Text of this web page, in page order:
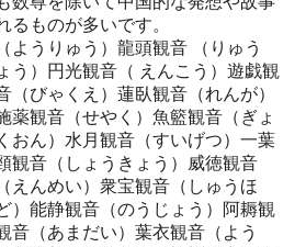
るものが多いです。
ようりゅう）龍頭観音 （りゅう
う）円光観音（ えんこう）遊戯観
（びゃくえ）蓮臥観音（れんが）
薬観音（せやく）魚籃観音（ぎょ
おん）水月観音（すいげつ）一葉
観音（しょうきょう）威徳観音
えんめい）衆宝観音（しゅうほ
）能静観音（のうじょう）阿耨観
音（あまだい）葉衣観音（よう